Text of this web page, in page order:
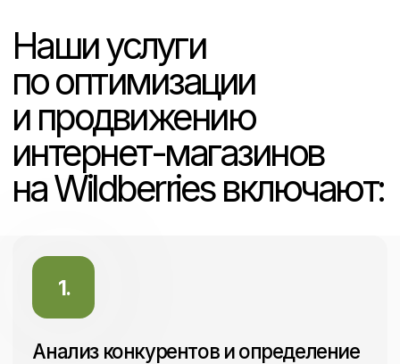
от 40.000 ₽
Аналитика и оптимизация
ключевых показателей
Ведение рекламных
кампаний
Настройка и запуск рекламы
и креативов